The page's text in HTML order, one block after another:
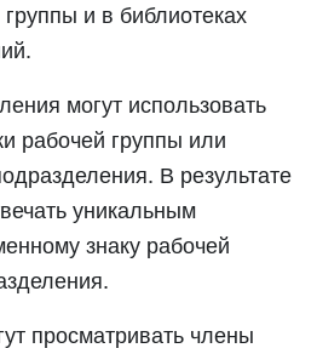
и в библиотеках
могут использовать
рабочей группы или
В результате
уникальным
знаку рабочей
просматривать члены